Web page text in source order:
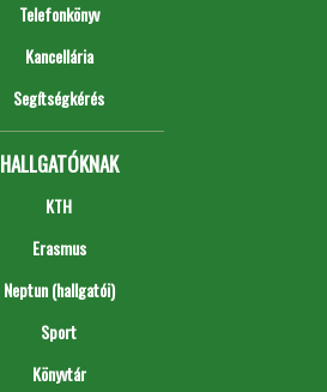
Telefonkönyv
Kancellária
Segítségkérés
HALLGATÓKNAK
KTH
Erasmus
Neptun (hallgatói)
Sport
Könyvtár